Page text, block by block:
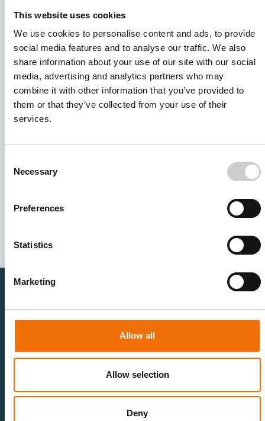
This website uses cookies
We use cookies to personalise content and ads, to provide
social media features and to analyse our traffic. We also
share information about your use of our site with our social
media, advertising and analytics partners who may
combine it with other information that you’ve provided to
them or that they’ve collected from your use of their
services.
Selection
Necessary
Preferences
Statistics
Marketing
Allow all
Allow selection
Deny
I agree to allow Mentice to store and process my personal
data. See our
for details or to opt-out at any
外周血管领域
产品使用
研究与开发
销售与市场营销
专业教育
开发流程
血管造影设备集成 虚拟模拟